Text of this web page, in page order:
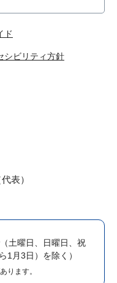
ド
シビリティ方針
表）
（土曜日、日曜日、祝
1月3日）を除く）
ります。